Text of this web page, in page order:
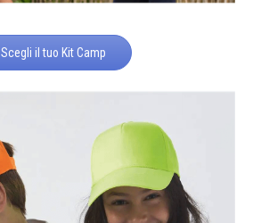
Scegli il tuo Kit Camp